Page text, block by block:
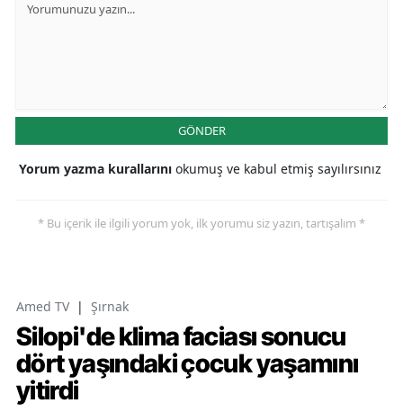
GÖNDER
Yorum yazma kurallarını okumuş ve kabul etmiş sayılırsınız
* Bu içerik ile ilgili yorum yok, ilk yorumu siz yazın, tartışalım *
Amed TV | Şırnak
Silopi'de klima faciası sonucu
dört yaşındaki çocuk yaşamını
yitirdi